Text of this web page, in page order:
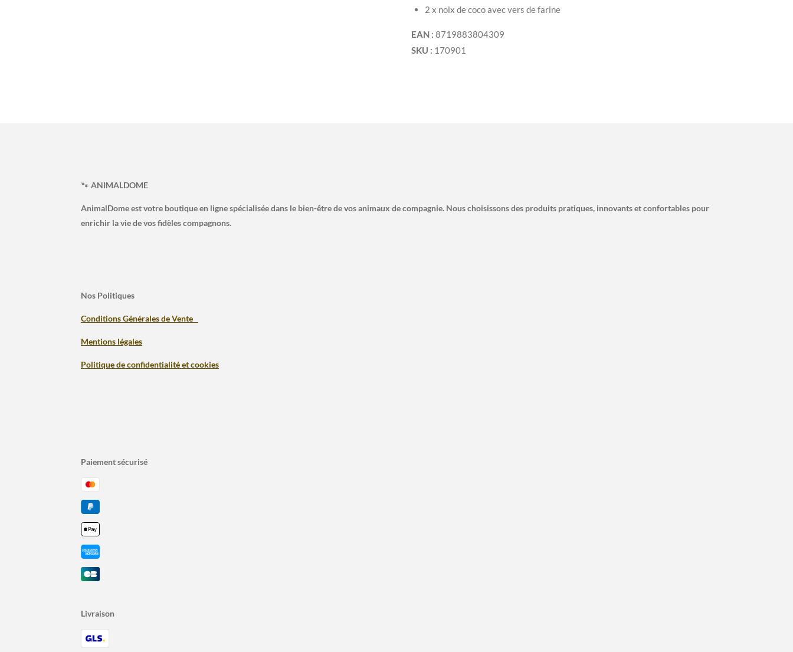
2 x noix de coco avec vers de farine
EAN : 8719883804309
SKU : 170901
🐾 ANIMALDOME
AnimalDome est votre boutique en ligne spécialisée dans le bien-être de vos animaux de compagnie. Nous choisissons des produits pratiques, innovants et confortables pour
enrichir la vie de vos fidèles compagnons.
Nos Politiques
Conditions Générales de Vente
Mentions légales
Politique de confidentialité et cookies
Paiement sécurisé
Livraison